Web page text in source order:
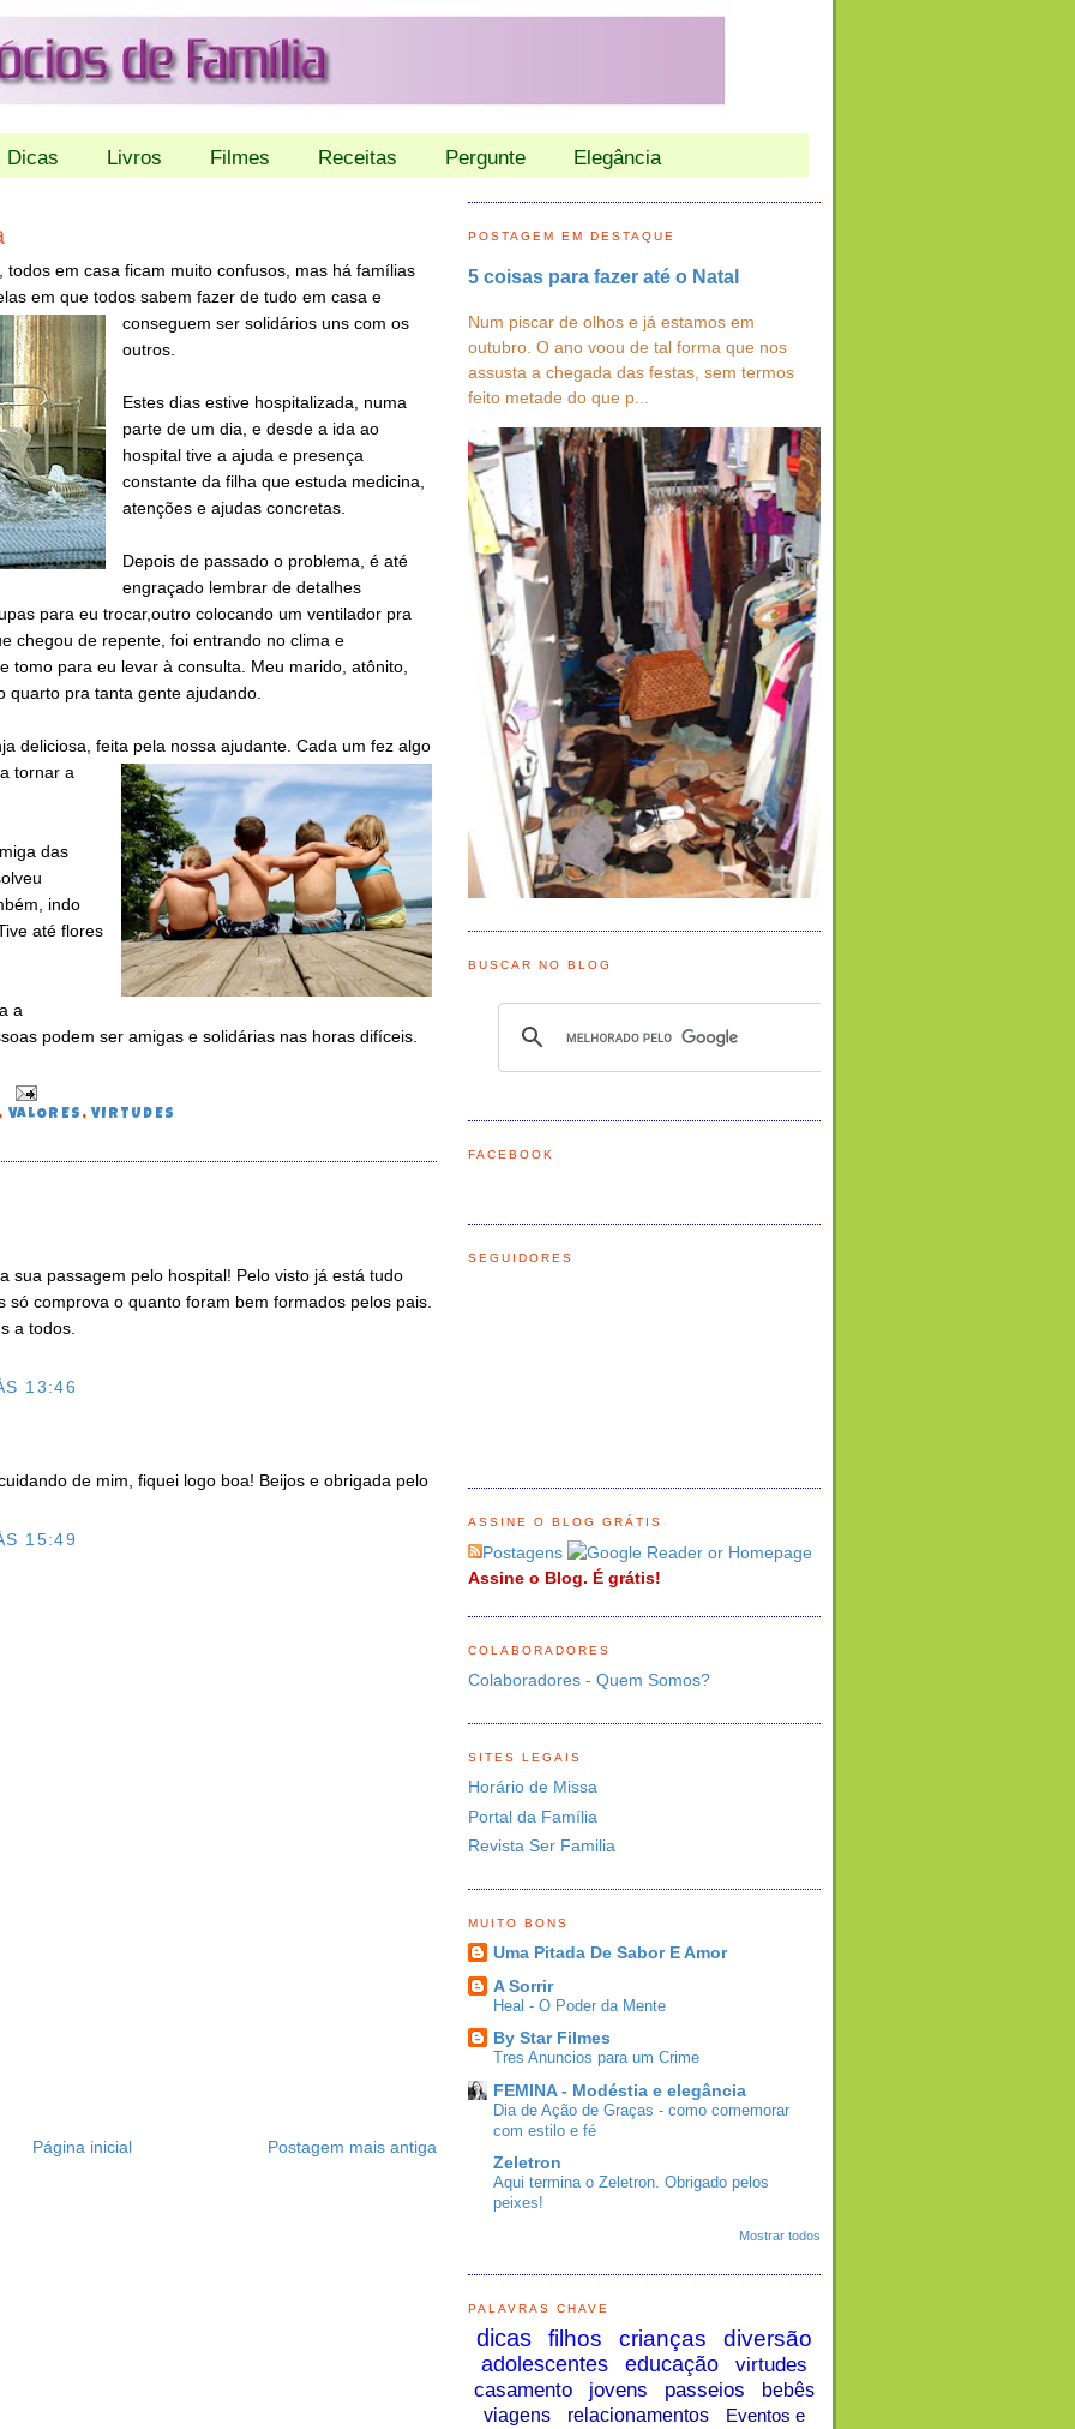
Dicas Livros Filmes Receitas Pergunte Elegância
em casa ficam muito confusos, mas há famílias
em que todos sabem fazer de tudo em casa e
conseguem ser solidários uns com os
outros.
Estes dias estive hospitalizada, numa
parte de um dia, e desde a ida ao
hospital tive a ajuda e presença
constante da filha que estuda medicina,
atenções e ajudas concretas.
Depois de passado o problema, é até
engraçado lembrar de detalhes
para eu trocar,outro colocando um ventilador pra
chegou de repente, foi entrando no clima e
tomo para eu levar à consulta. Meu marido, atônito,
pra tanta gente ajudando.
deliciosa, feita pela nossa ajudante. Cada um fez algo
tornar a
das
indo
até flores
a
podem ser amigas e solidárias nas horas difíceis.
, VALORES ,VIRTUDES
sua passagem pelo hospital! Pelo visto já está tudo
só comprova o quanto foram bem formados pelos pais.
a todos.
13:46
de mim, fiquei logo boa! Beijos e obrigada pelo
15:49
Postagem mais antiga
Página inicial
POSTAGEM EM DESTAQUE
5 coisas para fazer até o Natal
Num piscar de olhos e já estamos em
outubro. O ano voou de tal forma que nos
assusta a chegada das festas, sem termos
feito metade do que p...
BUSCAR NO BLOG
FACEBOOK
SEGUIDORES
ASSINE O BLOG GRÁTIS
Postagens
Assine o Blog. É grátis!
COLABORADORES
Colaboradores - Quem Somos?
SITES LEGAIS
Horário de Missa
Portal da Família
Revista Ser Familia
MUITO BONS
Uma Pitada De Sabor E Amor
A Sorrir
Heal - O Poder da Mente
By Star Filmes
Tres Anuncios para um Crime
FEMINA - Modéstia e elegância
Dia de Ação de Graças - como comemorar
com estilo e fé
Zeletron
Aqui termina o Zeletron. Obrigado pelos
peixes!
Mostrar todos
PALAVRAS CHAVE
dicas filhos crianças diversão
adolescentes educação
virtudes
casamento
jovens passeios
bebês
viagens
relacionamentos
Eventos e